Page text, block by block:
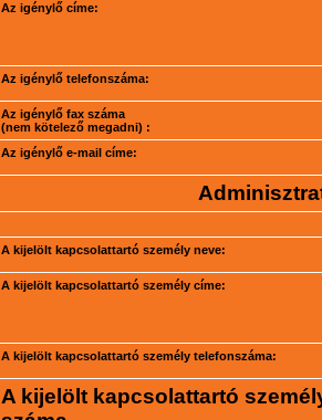
Az igénylő címe:
Az igénylő telefonszáma:
Az igénylő fax száma
(nem kötelező megadni) :
Az igénylő e-mail címe:
A kijelölt kapcsolattartó személy neve:
A kijelölt kapcsolattartó személy címe:
A kijelölt kapcsolattartó személy telefonszáma:
A kijelölt kapcsolattartó